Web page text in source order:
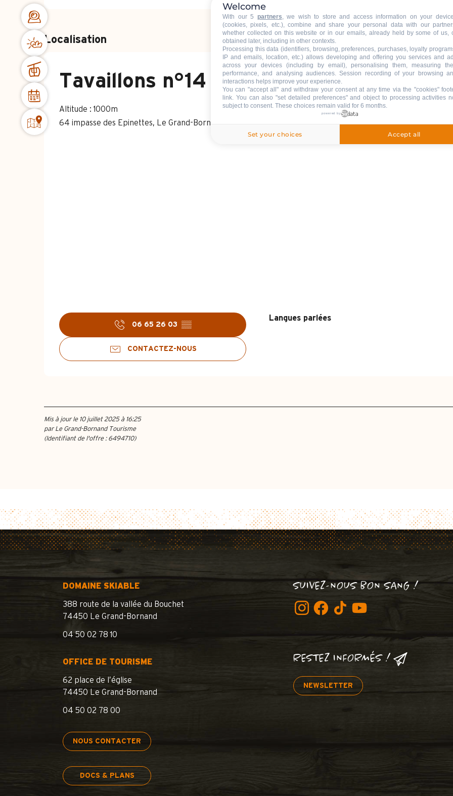
Localisation
Tavaillons n°14
Altitude : 1000m
64 impasse des Epinettes, Le Grand-Bornand Village, 74450 Le Grand-Bornand
M'y rendre
06 65 26 03 ▒▒
CONTACTEZ-NOUS
Langues parlées
Langues parlées
Mis à jour le 10 juillet 2025 à 16:25
par Le Grand-Bornand Tourisme
(Identifiant de l'offre : 6494710)
DOMAINE SKIABLE
388 route de la vallée du Bouchet
74450 Le Grand-Bornand
04 50 02 78 10
OFFICE DE TOURISME
62 place de l’église
74450 Le Grand-Bornand
04 50 02 78 00
NOUS CONTACTER
DOCS & PLANS
SUIVEZ-NOUS BON SANG !
RESTEZ INFORMÉS !
NEWSLETTER
Welcome
With our 5 partners , we wish to store and access information on your
(cookies, pixels, etc.), combine and share your personal data with our
whether collected on this website or in our emails, already held by some of us,
obtained later, including in other contexts.
Processing this data (identifiers, browsing, preferences, purchases, loyalty
IP and emails, location, etc.) allows developing and offering you services and
across your devices (including by email), personalising them, measuring
performance, and analysing audiences. Session recording of your browsing
interactions helps improve your experience.
You can "accept all" and withdraw your consent at any time via the "cookies"
link . You can also "set detailed preferences" and object to processing activities
subject to consent. These choices remain valid for 6 months.
powered by
Set your choices Accept all